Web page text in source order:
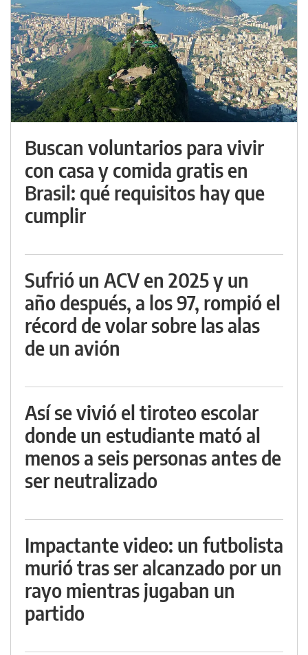
Buscan voluntarios para vivir
con casa y comida gratis en
Brasil: qué requisitos hay que
cumplir
Sufrió un ACV en 2025 y un
año después, a los 97, rompió el
récord de volar sobre las alas
de un avión
Así se vivió el tiroteo escolar
donde un estudiante mató al
menos a seis personas antes de
ser neutralizado
Impactante video: un futbolista
murió tras ser alcanzado por un
rayo mientras jugaban un
partido